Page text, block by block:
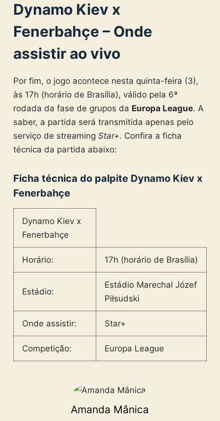
Dynamo Kiev x
Fenerbahçe – Onde
assistir ao vivo
Por fim, o jogo acontece nesta quinta-feira (3),
às 17h (horário de Brasília), válido pela 6ª
rodada da fase de grupos da Europa League. A
saber, a partida será transmitida apenas pelo
serviço de streaming Star+. Confira a ficha
técnica da partida abaixo:
Ficha técnica do palpite Dynamo Kiev x
Fenerbahçe
Dynamo Kiev x
Fenerbahçe
Horário: 17h (horário de Brasília)
Estádio:
Estádio Marechal Józef
Piłsudski
Onde assistir: Star+
Competição: Europa League
Amanda Mânica